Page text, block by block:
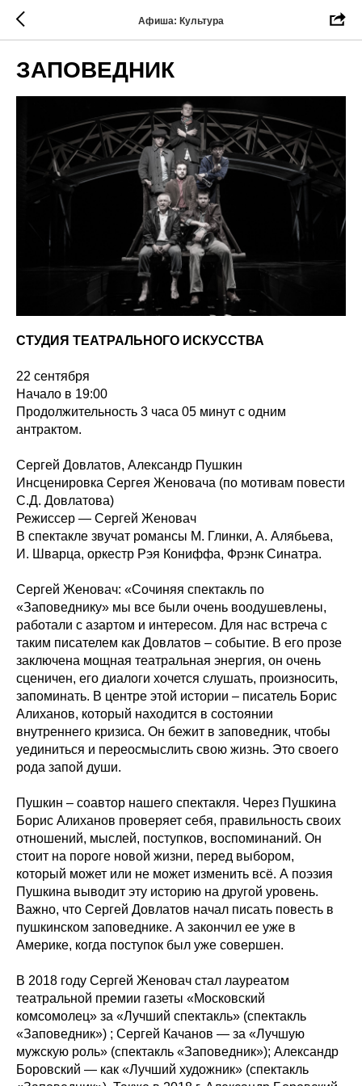
Афиша: Культура
ЗАПОВЕДНИК
СТУДИЯ ТЕАТРАЛЬНОГО ИСКУССТВА
22 сентября
Начало в 19:00
Продолжительность 3 часа 05 минут с одним
антрактом.
Сергей Довлатов, Александр Пушкин
Инсценировка Сергея Женовача (по мотивам повести
С.Д. Довлатова)
Режиссер — Сергей Женовач
В спектакле звучат романсы М. Глинки, А. Алябьева,
И. Шварца, оркестр Рэя Кониффа, Фрэнк Синатра.
Сергей Женовач: «Сочиняя спектакль по
«Заповеднику» мы все были очень воодушевлены,
работали с азартом и интересом. Для нас встреча с
таким писателем как Довлатов – событие. В его прозе
заключена мощная театральная энергия, он очень
сценичен, его диалоги хочется слушать, произносить,
запоминать. В центре этой истории – писатель Борис
Алиханов, который находится в состоянии
внутреннего кризиса. Он бежит в заповедник, чтобы
уединиться и переосмыслить свою жизнь. Это своего
рода запой души.
Пушкин – соавтор нашего спектакля. Через Пушкина
Борис Алиханов проверяет себя, правильность своих
отношений, мыслей, поступков, воспоминаний. Он
стоит на пороге новой жизни, перед выбором,
который может или не может изменить всё. А поэзия
Пушкина выводит эту историю на другой уровень.
Важно, что Сергей Довлатов начал писать повесть в
пушкинском заповеднике. А закончил ее уже в
Америке, когда поступок был уже совершен.
В 2018 году Сергей Женовач стал лауреатом
театральной премии газеты «Московский
комсомолец» за «Лучший спектакль» (спектакль
«Заповедник») ; Сергей Качанов — за «Лучшую
мужскую роль» (спектакль «Заповедник»); Александр
Боровский — как «Лучший художник» (спектакль